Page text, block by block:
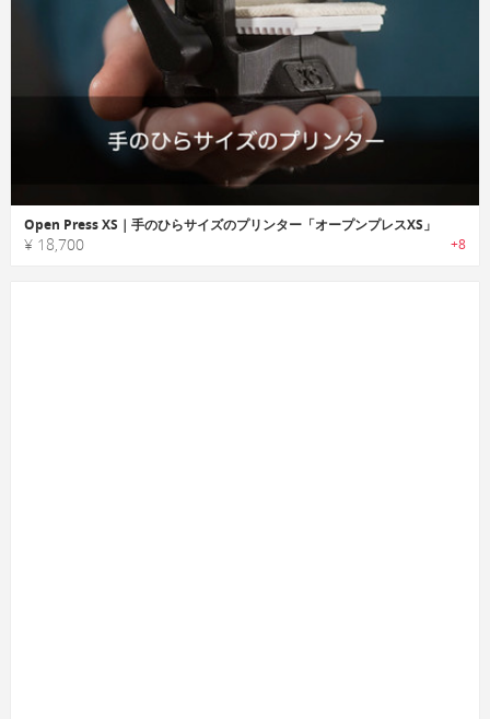
Open Press XS｜手のひらサイズのプリンター「オープンプレスXS」
¥ 18,700 +8